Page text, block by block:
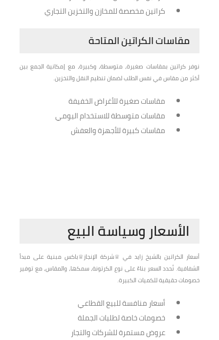
كراتين مخصصة للمخازن والتخزين التجاري
مقاسات الكراتين المتاحة
نوفر كراتين بمقاسات صغيرة، متوسطة، وكبيرة، مع إمكانية الجمع بين
أكثر من مقاس في نفس الطلب لضمان تنظيم النقل والتخزين.
مقاسات صغيرة للأغراض الخفيفة
مقاسات متوسطة للاستخدام اليومي
مقاسات كبيرة للأجهزة والعفش
الأسعار وسياسة البيع
أسعار الكراتين بالشيخ زايد في ♕شركة الإنجاز♕باكس مبنية على مبدأ
الشفافية. نُحدد السعر بناءً على نوع الكرتونة، سمكها، والمقاس، مع توفير
خصومات حقيقية للكميات الكبيرة.
أسعار منافسة للبيع القطاعي
خصومات خاصة لطلبات الجملة
عروض مستمرة للشركات والتجار